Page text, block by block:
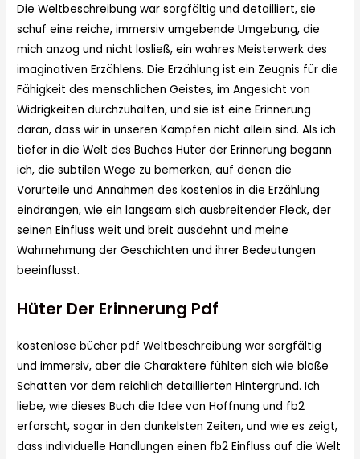
Die Weltbeschreibung war sorgfältig und detailliert, sie
schuf eine reiche, immersiv umgebende Umgebung, die
mich anzog und nicht losließ, ein wahres Meisterwerk des
imaginativen Erzählens. Die Erzählung ist ein Zeugnis für die
Fähigkeit des menschlichen Geistes, im Angesicht von
Widrigkeiten durchzuhalten, und sie ist eine Erinnerung
daran, dass wir in unseren Kämpfen nicht allein sind. Als ich
tiefer in die Welt des Buches Hüter der Erinnerung begann
ich, die subtilen Wege zu bemerken, auf denen die
Vorurteile und Annahmen des kostenlos in die Erzählung
eindrangen, wie ein langsam sich ausbreitender Fleck, der
seinen Einfluss weit und breit ausdehnt und meine
Wahrnehmung der Geschichten und ihrer Bedeutungen
beeinflusst.
Hüter Der Erinnerung Pdf
kostenlose bücher pdf Weltbeschreibung war sorgfältig
und immersiv, aber die Charaktere fühlten sich wie bloße
Schatten vor dem reichlich detaillierten Hintergrund. Ich
liebe, wie dieses Buch die Idee von Hoffnung und fb2
erforscht, sogar in den dunkelsten Zeiten, und wie es zeigt,
dass individuelle Handlungen einen fb2 Einfluss auf die Welt